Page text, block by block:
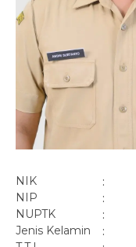
NIK :
NIP :
NUPTK :
Jenis Kelamin :